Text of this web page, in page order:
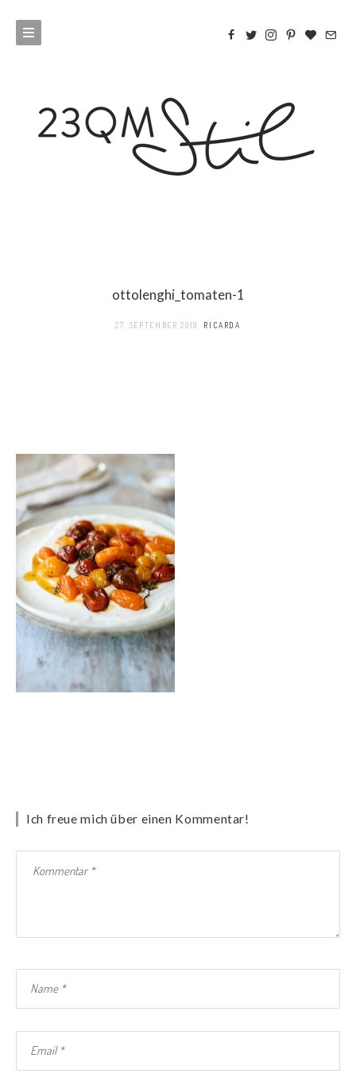
ottolenghi_tomaten-1
27. SEPTEMBER 2019 RICARDA
Ich freue mich über einen Kommentar!